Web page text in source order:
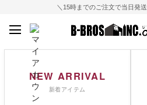
NEW ARRIVAL
新着アイテム